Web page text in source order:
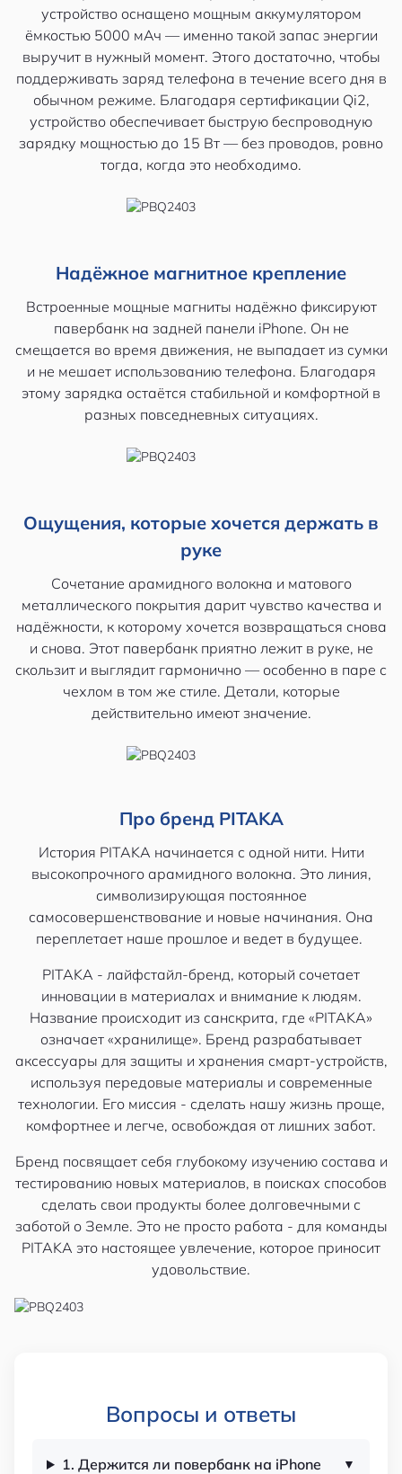
устройство оснащено мощным аккумулятором
ёмкостью 5000 мАч — именно такой запас энергии
выручит в нужный момент. Этого достаточно, чтобы
поддерживать заряд телефона в течение всего дня в
обычном режиме. Благодаря сертификации Qi2,
устройство обеспечивает быструю беспроводную
зарядку мощностью до 15 Вт — без проводов, ровно
тогда, когда это необходимо.
Надёжное магнитное крепление
Встроенные мощные магниты надёжно фиксируют
павербанк на задней панели iPhone. Он не
смещается во время движения, не выпадает из сумки
и не мешает использованию телефона. Благодаря
этому зарядка остаётся стабильной и комфортной в
разных повседневных ситуациях.
Ощущения, которые хочется держать в
руке
Сочетание арамидного волокна и матового
металлического покрытия дарит чувство качества и
надёжности, к которому хочется возвращаться снова
и снова. Этот павербанк приятно лежит в руке, не
скользит и выглядит гармонично — особенно в паре с
чехлом в том же стиле. Детали, которые
действительно имеют значение.
Про бренд PITAKA
История PITAKA начинается с одной нити. Нити
высокопрочного арамидного волокна. Это линия,
символизирующая постоянное
самосовершенствование и новые начинания. Она
переплетает наше прошлое и ведет в будущее.
PITAKA - лайфстайл-бренд, который сочетает
инновации в материалах и внимание к людям.
Название происходит из санскрита, где «PITAKA»
означает «хранилище». Бренд разрабатывает
аксессуары для защиты и хранения смарт-устройств,
используя передовые материалы и современные
технологии. Его миссия - сделать нашу жизнь проще,
комфортнее и легче, освобождая от лишних забот.
Бренд посвящает себя глубокому изучению состава и
тестированию новых материалов, в поисках способов
сделать свои продукты более долговечными с
заботой о Земле. Это не просто работа - для команды
PITAKA это настоящее увлечение, которое приносит
удовольствие.
Вопросы и ответы
1. Держится ли повербанк на iPhone